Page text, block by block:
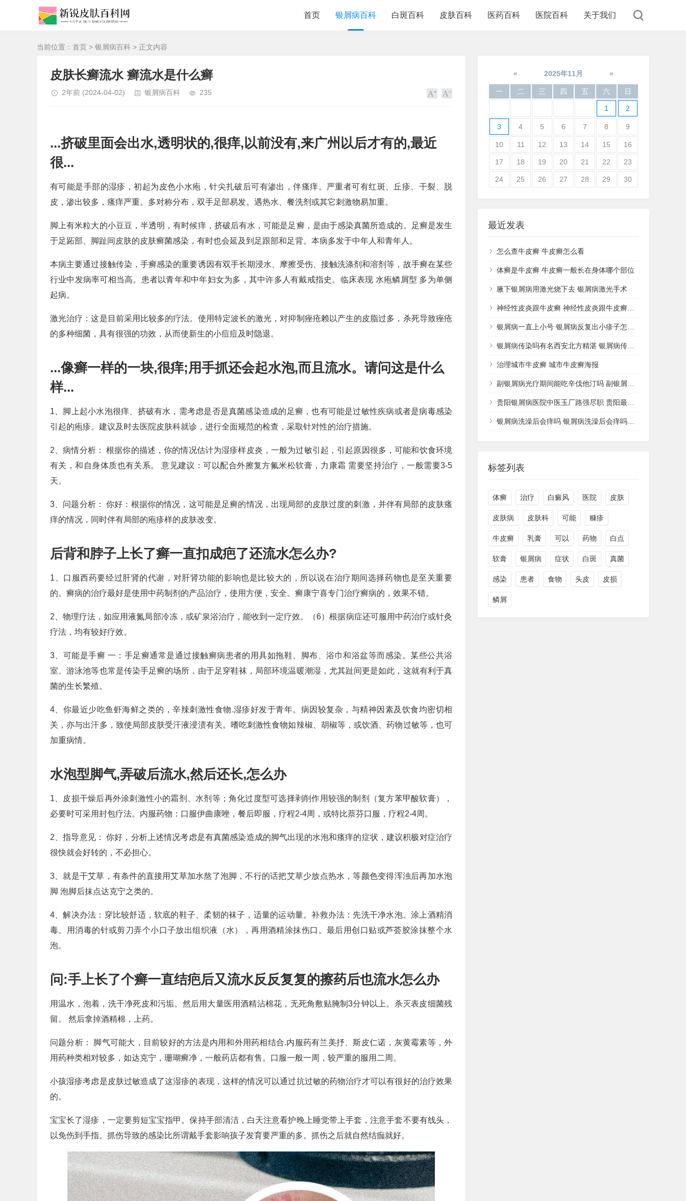
首页 银屑病百科 白斑百科 皮肤百科 医药百科 医院百科 关于我们
当前位置： 首页 > 银屑病百科 > 正文内容
皮肤长癣流水 癣流水是什么癣
2年前 (2024-04-02) 银屑病百科 235
...挤破里面会出水,透明状的,很痒,以前没有,来广州以后才有的,最近
很...
有可能是手部的湿疹，初起为皮色小水疱，针尖扎破后可有渗出，伴瘙痒。严重者可有红斑、丘疹、干裂、脱
皮，渗出较多，瘙痒严重。多对称分布，双手足部易发。遇热水、餐洗剂或其它刺激物易加重。
脚上有米粒大的小豆豆，半透明，有时候痒，挤破后有水，可能是足癣，是由于感染真菌所造成的。足癣是发生
于足跖部、脚趾间皮肤的皮肤癣菌感染，有时也会延及到足跟部和足背。本病多发于中年人和青年人。
本病主要通过接触传染，手癣感染的重要诱因有双手长期浸水、摩擦受伤、接触洗涤剂和溶剂等，故手癣在某些
行业中发病率可相当高。患者以青年和中年妇女为多，其中许多人有戴戒指史。临床表现 水疱鳞屑型 多为单侧
起病。
激光治疗：这是目前采用比较多的疗法。使用特定波长的激光，对抑制痤疮赖以产生的皮脂过多，杀死导致痤疮
的多种细菌，具有很强的功效，从而使新生的小痘痘及时隐退。
...像癣一样的一块,很痒;用手抓还会起水泡,而且流水。请问这是什么
样...
1、脚上起小水泡很痒、挤破有水，需考虑是否是真菌感染造成的足癣，也有可能是过敏性疾病或者是病毒感染
引起的疱疹。建议及时去医院皮肤科就诊，进行全面规范的检查，采取针对性的治疗措施。
2、病情分析： 根据你的描述，你的情况估计为湿疹样皮炎，一般为过敏引起，引起原因很多，可能和饮食环境
有关，和自身体质也有关系。 意见建议：可以配合外擦复方氟米松软膏，力康霜 需要坚持治疗，一般需要3-5
天。
3、问题分析： 你好：根据你的情况，这可能是足癣的情况，出现局部的皮肤过度的刺激，并伴有局部的皮肤瘙
痒的情况，同时伴有局部的疱疹样的皮肤改变。
后背和脖子上长了癣一直扣成疤了还流水怎么办?
1、口服西药要经过肝肾的代谢，对肝肾功能的影响也是比较大的，所以说在治疗期间选择药物也是至关重要
的。癣病的治疗最好是使用中药制剂的产品治疗，使用方便，安全。癣康宁喜专门治疗癣病的，效果不错。
2、物理疗法，如应用液氮局部冷冻，或矿泉浴治疗，能收到一定疗效。（6）根据病症还可服用中药治疗或针灸
疗法，均有较好疗效。
3、可能是手癣 一：手足癣通常是通过接触癣病患者的用具如拖鞋、脚布、浴巾和浴盆等而感染。某些公共浴
室、游泳池等也常是传染手足癣的场所，由于足穿鞋袜，局部环境温暖潮湿，尤其趾间更是如此，这就有利于真
菌的生长繁殖。
4、你最近少吃鱼虾海鲜之类的，辛辣刺激性食物.湿疹好发于青年。病因较复杂，与精神因素及饮食均密切相
关，亦与出汗多，致使局部皮肤受汗液浸渍有关。嗜吃刺激性食物如辣椒、胡椒等，或饮酒、药物过敏等，也可
加重病情。
水泡型脚气,弄破后流水,然后还长,怎么办
1、皮损干燥后再外涂刺激性小的霜剂、水剂等；角化过度型可选择剥削作用较强的制剂（复方苯甲酸软膏），
必要时可采用封包疗法。内服药物：口服伊曲康唑，餐后即服，疗程2-4周，或特比萘芬口服，疗程2-4周。
2、指导意见： 你好，分析上述情况考虑是有真菌感染造成的脚气出现的水泡和瘙痒的症状，建议积极对症治疗
很快就会好转的，不必担心。
3、就是干艾草，有条件的直接用艾草加水熬了泡脚，不行的话把艾草少放点热水，等颜色变得浑浊后再加水泡
脚 泡脚后抹点达克宁之类的。
4、解决办法：穿比较舒适，软底的鞋子、柔韧的袜子，适量的运动量。补救办法：先洗干净水泡。涂上酒精消
毒。用消毒的针或剪刀弄个小口子放出组织液（水），再用酒精涂抹伤口。最后用创口贴或芦荟胶涂抹整个水
泡。
问:手上长了个癣一直结疤后又流水反反复复的擦药后也流水怎么办
用温水，泡着，洗干净死皮和污垢。然后用大量医用酒精沾棉花，无死角敷贴腌制3分钟以上。杀灭表皮细菌残
留。 然后拿掉酒精棉，上药。
问题分析： 脚气可能大，目前较好的方法是内用和外用药相结合.内服药有兰美抒、斯皮仁诺，灰黄霉素等，外
用药种类相对较多，如达克宁，珊瑚癣净，一般药店都有售。口服一般一周，较严重的服用二周。
小孩湿疹考虑是皮肤过敏造成了这湿疹的表现，这样的情况可以通过抗过敏的药物治疗才可以有很好的治疗效果
的。
宝宝长了湿疹，一定要剪短宝宝指甲。保持手部清洁，白天注意看护晚上睡觉带上手套，注意手套不要有线头，
以免伤到手指。抓伤导致的感染比所谓戴手套影响孩子发育要严重的多。抓伤之后就自然结痂就好。
« 2025年11月 »
一 二 三 四 五 六 日
1 2
3 4 5 6 7 8 9
10 11 12 13 14 15 16
17 18 19 20 21 22 23
24 25 26 27 28 29 30
最近发表
怎么查牛皮癣 牛皮癣怎么看
体癣是牛皮癣 牛皮癣一般长在身体哪个部位
腋下银屑病用激光烧下去 银屑病激光手术
神经性皮炎跟牛皮癣 神经性皮炎跟牛皮癣哪个好治
银屑病一直上小号 银屑病反复出小疹子怎么办好
银屑病传染吗有名西安北方精湛 银屑病传播途径
治理城市牛皮癣 城市牛皮癣海报
副银屑病光疗期间能吃辛伐他汀吗 副银屑病可以擦激素药膏吗
贵阳银屑病医院中医玉厂路强尽职 贵阳最好的银屑病中医院
银屑病洗澡后会痒吗 银屑病洗澡后会痒吗怎么治疗
标签列表
体癣 治疗 白癜风 医院 皮肤
皮肤病 皮肤科 可能 糠疹
牛皮癣 乳膏 可以 药物 白点
软膏 银屑病 症状 白斑 真菌
感染 患者 食物 头皮 皮损
鳞屑